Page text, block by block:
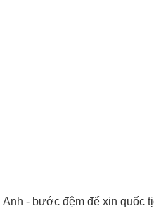
- bước đệm để xin quốc